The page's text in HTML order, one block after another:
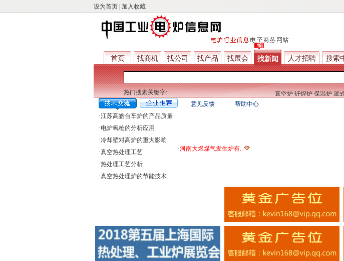
设为首页 加入收藏
首页 找商机 找公司 找产品 找展会 找新闻 人才招聘 搜索
热门搜索关键字: 真空炉 钎焊炉 保温炉 罩式
意见反馈
帮助中心
·江苏高皓台车炉的产品质量
·电炉氧枪的分析应用
·冷却壁对高炉的重大影响
·真空热处理工艺
·热处理工艺分析
·真空热处理炉的节能技术
河南大煜煤气发生炉有..